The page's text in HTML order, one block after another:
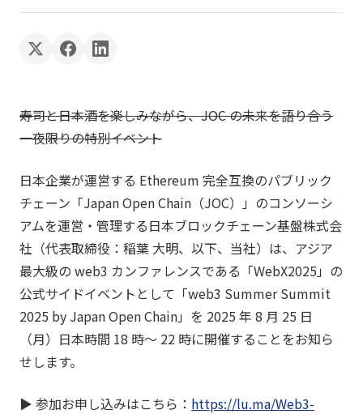
寿司と日本酒を楽しみながら、JOC の未来を語り合う
一夜限りの特別イベント
日本企業が運営する Ethereum 完全互換のパブリック
チェーン「Japan Open Chain（JOC）」のコンソーシ
アムを運営・管理する日本ブロックチェーン基盤株式会
社（代表取締役：稲葉 大明、以下、当社）は、アジア
最大級の web3 カンファレンスである「WebX2025」の
公式サイドイベントとして「web3 Summer Summit
2025 by Japan Open Chain」を 2025 年 8 月 25 日
（月）日本時間 18 時〜 22 時に開催することをお知ら
せします。
▶︎ 参加お申し込みはこちら： https://lu.ma/Web3-